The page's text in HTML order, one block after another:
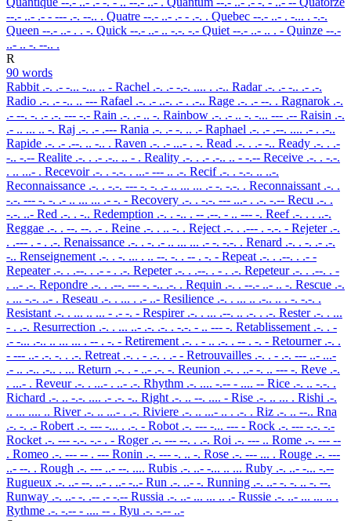
--.- ..- .- - --- .-. --.. . Quatre --.- ..- .- - .-. . Quebec --.- ..- . -... . -.-.
Queen --.- ..- . . -. Quick --.- ..- .. -.-. -.- Quiet --.- ..- .. . - Quinze --.-
..- .. -. --.. .
R
90 words
Rabbit .-. .- -... -... .. - Rachel .-. .- -.-. .... . .-.. Radar .-. .- -.. .- .-.
Radio .-. .- -.. .. --- Rafael .-. .- ..-. .- . .-.. Rage .-. .- --. . Ragnarok .-.
.- --. -. .- .-. --- -.- Rain .-. .- .. -. Rainbow .-. .- .. -. -... --- .-- Raisin .-.
.- .. ... .. -. Raj .-. .- .--- Rania .-. .- -. .. .- Raphael .-. .- .--. .... .- . .-..
Rapide .-. .- .--. .. -.. . Raven .-. .- ...- . -. Read .-. . .- -.. Ready .-. . .-
-.. -.-- Realite .-. . .- .-.. .. - . Reality .-. . .- .-.. .. - -.-- Receive .-. . -.-.
. .. ...- . Recevoir .-. . -.-. . ...- --- .. .-. Recif .-. . -.-. .. ..-.
Reconnaissance .-. . -.-. --- -. -. .- .. ... ... .- -. -.-. . Reconnaissant .-. .
-.-. --- -. -. .- .. ... ... .- -. - Recovery .-. . -.-. --- ...- . .-. -.-- Recu .-. .
-.-. ..- Red .-. . -.. Redemption .-. . -.. . -- .--. - .. --- -. Reef .-. . . ..-.
Reggae .-. . --. --. .- . Reine .-. . .. -. . Reject .-. . .--- . -.-. - Rejeter .-.
. .--- . - . .-. Renaissance .-. . -. .- .. ... ... .- -. -.-. . Renard .-. . -. .- .-.
-.. Renseignement .-. . -. ... . .. --. -. . -- . -. - Repeat .-. . .--. . .- -
Repeater .-. . .--. . .- - . .-. Repeter .-. . .--. . - . .-. Repeteur .-. . .--. . -
. ..- .-. Repondre .-. . .--. --- -. -.. .-. . Requin .-. . --.- ..- .. -. Rescue .-.
. ... -.-. ..- . Reseau .-. . ... . .- ..- Resilience .-. . ... .. .-.. .. . -. -.-. .
Resistant .-. . ... .. ... - .- -. - Respirer .-. . ... .--. .. .-. . .-. Rester .-. . ...
- . .-. Resurrection .-. . ... ..- .-. .-. . -.-. - .. --- -. Retablissement .-. . -
.- -... .-.. .. ... ... . -- . -. - Retirement .-. . - .. .-. . -- . -. - Retourner .-. .
- --- ..- .-. -. . .-. Retreat .-. . - .-. . .- - Retrouvailles .-. . - .-. --- ..- ...-
.- .. .-.. .-.. . ... Return .-. . - ..- .-. -. Reunion .-. . ..- -. .. --- -. Reve .-.
. ...- . Reveur .-. . ...- . ..- .-. Rhythm .-. .... -.-- - .... -- Rice .-. .. -.-. .
Richard .-. .. -.-. .... .- .-. -.. Right .-. .. --. .... - Rise .-. .. ... . Rishi .-.
.. ... .... .. River .-. .. ...- . .-. Riviere .-. .. ...- .. . .-. . Riz .-. .. --.. Rna
.-. -. .- Robert .-. --- -... . .-. - Robot .-. --- -... --- - Rock .-. --- -.-. -.-
Rocket .-. --- -.-. -.- . - Roger .-. --- --. . .-. Roi .-. --- .. Rome .-. --- --
. Romeo .-. --- -- . --- Ronin .-. --- -. .. -. Rose .-. --- ... . Rouge .-. ---
..- --. . Rough .-. --- ..- --. .... Rubis .-. ..- -... .. ... Ruby .-. ..- -... -.--
Rugueux .-. ..- --. ..- . ..- -..- Run .-. ..- -. Running .-. ..- -. -. .. -. --.
Runway .-. ..- -. .-- .- -.-- Russia .-. ..- ... ... .. .- Russie .-. ..- ... ... .. .
Rythme .-. -.-- - .... -- . Ryu .-. -.-- ..-